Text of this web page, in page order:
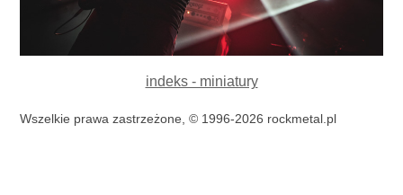
indeks - miniatury
Wszelkie prawa zastrzeżone, © 1996-2026 rockmetal.pl